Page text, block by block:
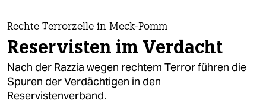
themen
politik
öko
Rechte Terrorzelle in Meck-Pomm
Reservisten im Verdacht
Nach der Razzia wegen rechtem Terror führen die
Spuren der Verdächtigen in den
Reservistenverband.